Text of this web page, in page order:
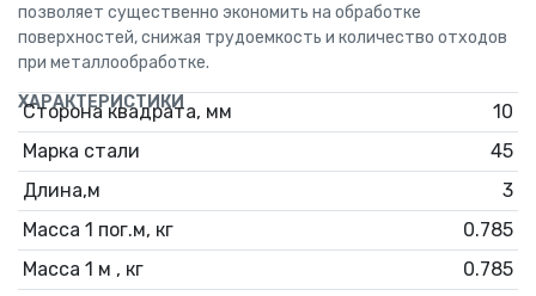
позволяет существенно экономить на обработке
поверхностей, снижая трудоемкость и количество отходов
при металлообработке.
ХАРАКТЕРИСТИКИ
Сторона квадрата, мм
10
Марка стали
45
Длина,м
3
Масса 1 пог.м, кг
0.785
Масса 1 м , кг
0.785